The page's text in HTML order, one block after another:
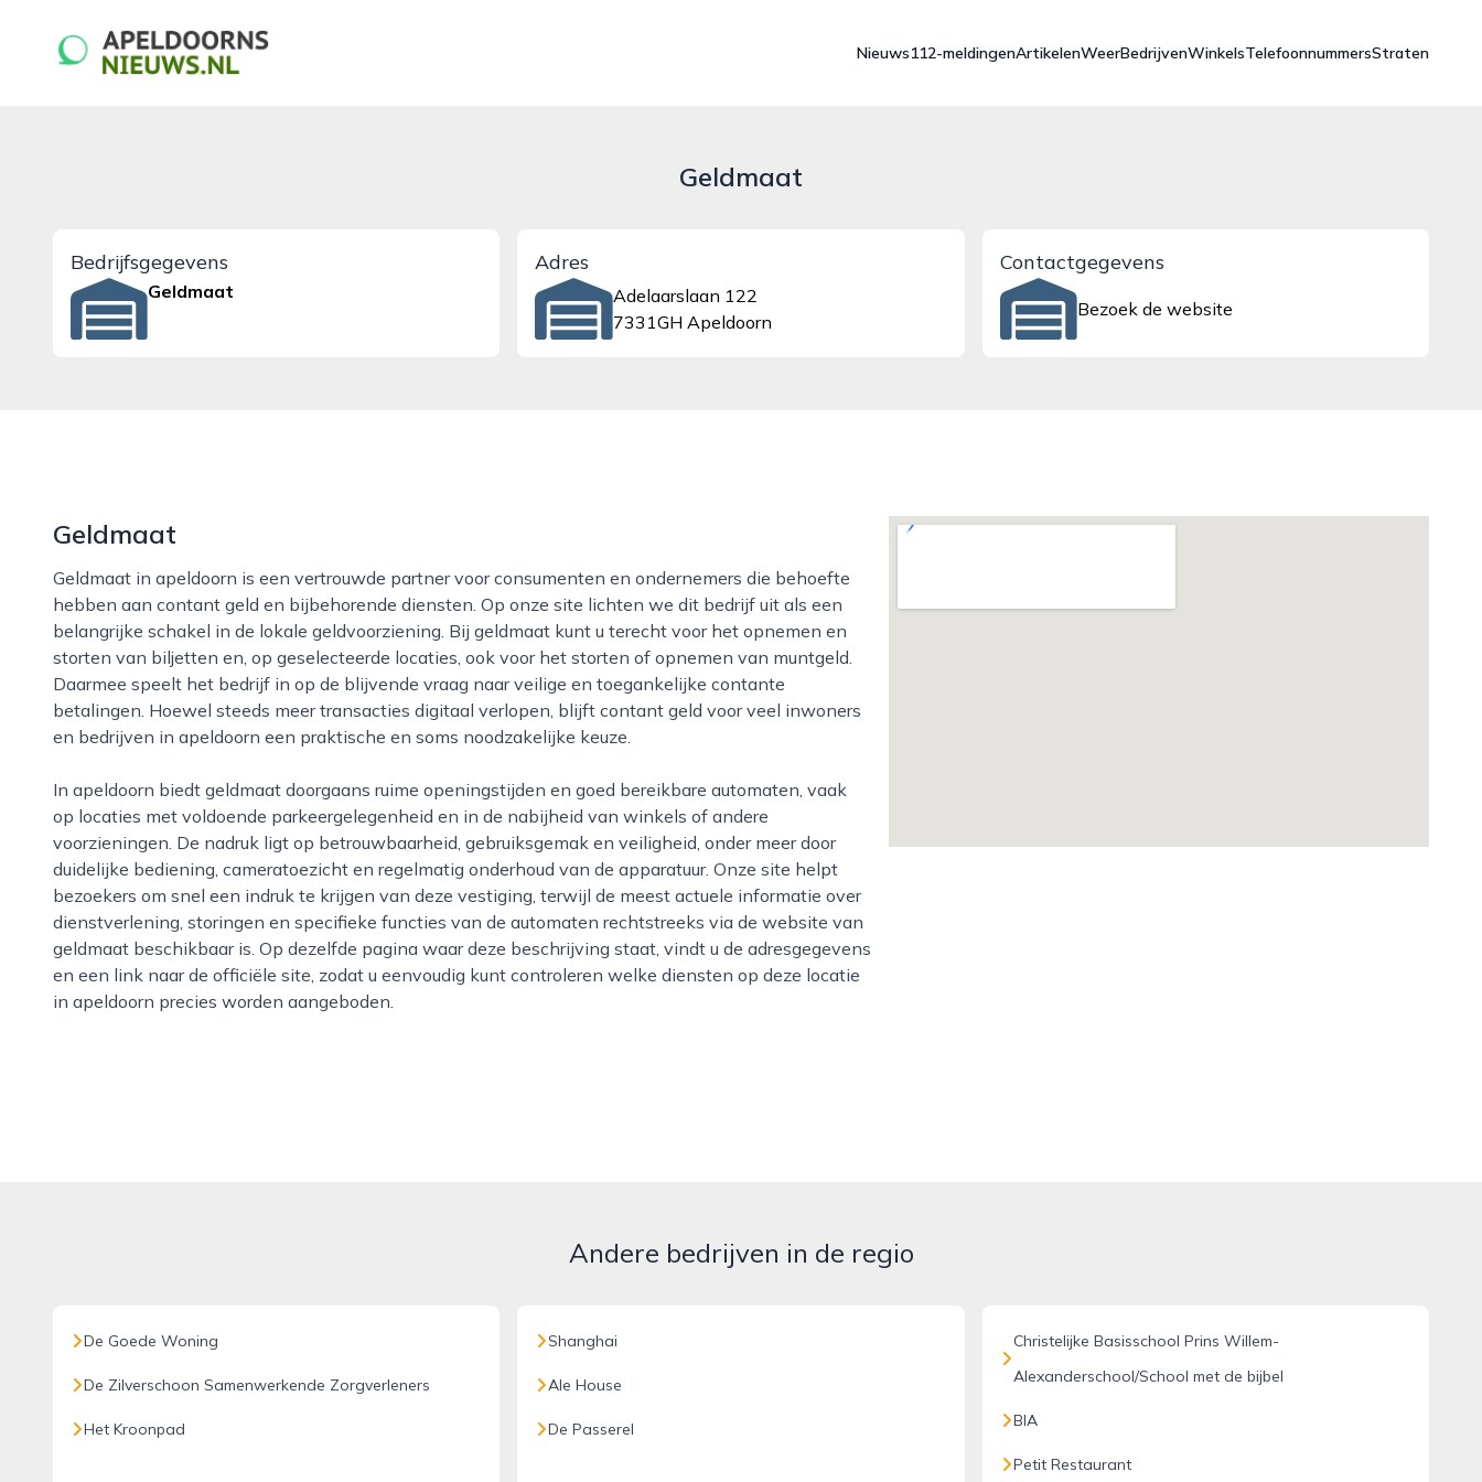
apeldoornsnieuws.nl
Nieuws112-meldingenArtikelenWeerBedrijvenWinkelsTelefoonnummersStraten
Geldmaat
Bedrijfsgegevens
Geldmaat
Adres
Adelaarslaan 122
7331GH Apeldoorn
Contactgegevens
Bezoek de website
Geldmaat
Geldmaat in apeldoorn is een vertrouwde partner voor consumenten en ondernemers die behoefte
hebben aan contant geld en bijbehorende diensten. Op onze site lichten we dit bedrijf uit als een
belangrijke schakel in de lokale geldvoorziening. Bij geldmaat kunt u terecht voor het opnemen en
storten van biljetten en, op geselecteerde locaties, ook voor het storten of opnemen van muntgeld.
Daarmee speelt het bedrijf in op de blijvende vraag naar veilige en toegankelijke contante
betalingen. Hoewel steeds meer transacties digitaal verlopen, blijft contant geld voor veel inwoners
en bedrijven in apeldoorn een praktische en soms noodzakelijke keuze.
In apeldoorn biedt geldmaat doorgaans ruime openingstijden en goed bereikbare automaten, vaak
op locaties met voldoende parkeergelegenheid en in de nabijheid van winkels of andere
voorzieningen. De nadruk ligt op betrouwbaarheid, gebruiksgemak en veiligheid, onder meer door
duidelijke bediening, cameratoezicht en regelmatig onderhoud van de apparatuur. Onze site helpt
bezoekers om snel een indruk te krijgen van deze vestiging, terwijl de meest actuele informatie over
dienstverlening, storingen en specifieke functies van de automaten rechtstreeks via de website van
geldmaat beschikbaar is. Op dezelfde pagina waar deze beschrijving staat, vindt u de adresgegevens
en een link naar de officiële site, zodat u eenvoudig kunt controleren welke diensten op deze locatie
in apeldoorn precies worden aangeboden.
Andere bedrijven in de regio
De Goede Woning
De Zilverschoon Samenwerkende Zorgverleners
Het Kroonpad
Shanghai
Ale House
De Passerel
Christelijke Basisschool Prins Willem-
Alexanderschool/School met de bijbel
BIA
Petit Restaurant